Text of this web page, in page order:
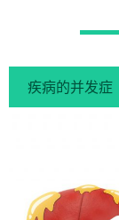
疾病的并发症